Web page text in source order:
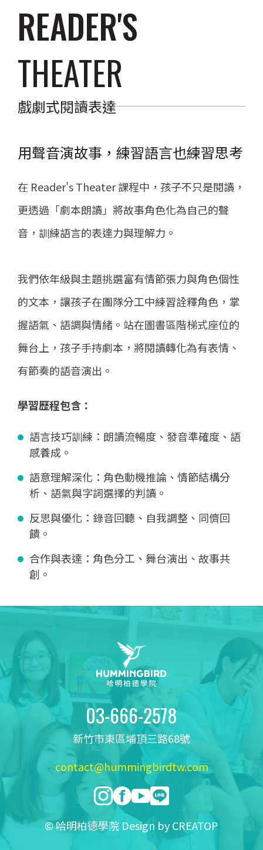
READER'S
THEATER
戲劇式閱讀表達
用聲音演故事，練習語言也練習思考
在 Reader's Theater 課程中，孩子不只是閱讀，
更透過「劇本朗讀」將故事角色化為自己的聲
音，訓練語言的表達力與理解力。
我們依年級與主題挑選富有情節張力與角色個性
的文本，讓孩子在團隊分工中練習詮釋角色，掌
握語氣、語調與情緒。站在圖書區階梯式座位的
舞台上，孩子手持劇本，將閱讀轉化為有表情、
有節奏的語音演出。
學習歷程包含：
語言技巧訓練：朗讀流暢度、發音準確度、語
感養成。
語意理解深化：角色動機推論、情節結構分
析、語氣與字詞選擇的判讀。
反思與優化：錄音回聽、自我調整、同儕回
饋。
合作與表達：角色分工、舞台演出、故事共
創。
03-666-2578
新竹市東區埔頂三路68號
contact@hummingbirdtw.com
© 哈明柏德學院 Design byCREATOP